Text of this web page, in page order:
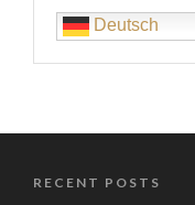
Deutsch
RECENT POSTS